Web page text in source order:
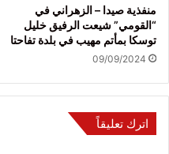
منفذية صيدا – الزهراني في
“القومي” شيعت الرفيق خليل
توسكا بمأتم مهيب في بلدة تفاحتا
09/09/2024
اترك تعليقاً